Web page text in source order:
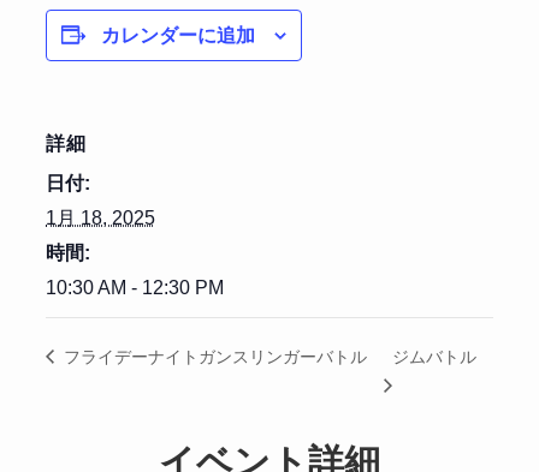
カレンダーに追加
詳細
日付:
1月 18, 2025
時間:
10:30 AM - 12:30 PM
フライデーナイトガンスリンガーバトル ジムバトル
イベント詳細